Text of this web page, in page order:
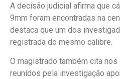
A decisão judicial afirma que
9mm foram encontradas na
destaca que um dos
registrada do mesmo calibre.
O magistrado também cita
reunidos pela investigação